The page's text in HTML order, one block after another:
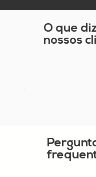
O que
nossos